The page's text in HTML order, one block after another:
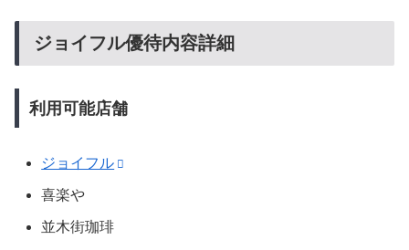
ジョイフル優待内容詳細
利用可能店舗
ジョイフル
喜楽や
並木街珈琲